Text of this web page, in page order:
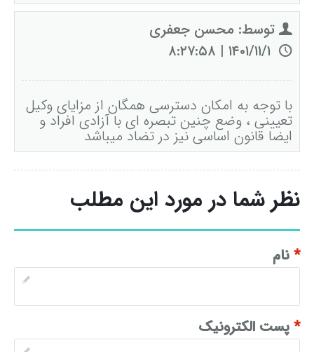
توسط: محسن جعفری
با توجه به امکان دسترسی همگان از مزایای وکیل
تعیینی ، وضع چنین تبصره ای با آزادی افراد و
ایضا قانون اساسی نیز در تضاد میباشد
نظر شما در مورد این مطلب
*نام
*پست الکترونیک